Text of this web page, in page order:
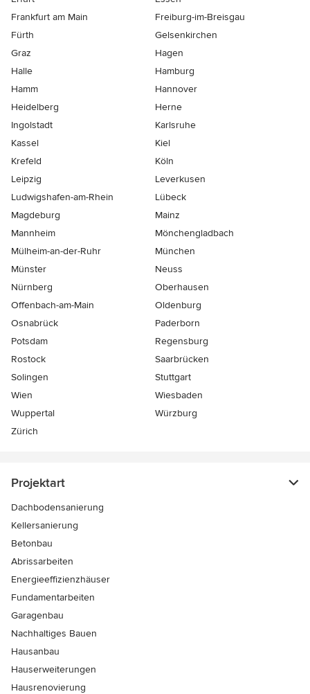
Frankfurt am Main
Freiburg-im-Breisgau
Fürth
Gelsenkirchen
Graz
Hagen
Halle
Hamburg
Hamm
Hannover
Heidelberg
Herne
Ingolstadt
Karlsruhe
Kassel
Kiel
Krefeld
Köln
Leipzig
Leverkusen
Ludwigshafen-am-Rhein
Lübeck
Magdeburg
Mainz
Mannheim
Mönchen­gladbach
Mülheim-an-der-Ruhr
München
Münster
Neuss
Nürnberg
Oberhausen
Offenbach-am-Main
Oldenburg
Osnabrück
Paderborn
Potsdam
Regensburg
Rostock
Saarbrücken
Solingen
Stuttgart
Wien
Wiesbaden
Wuppertal
Würzburg
Zürich
Projektart
Dachbodensanierung
Kellersanierung
Betonbau
Abrissarbeiten
Energieeffizienzhäuser
Fundamentarbeiten
Garagenbau
Nachhaltiges Bauen
Hausanbau
Hauserweiterungen
Hausrenovierung